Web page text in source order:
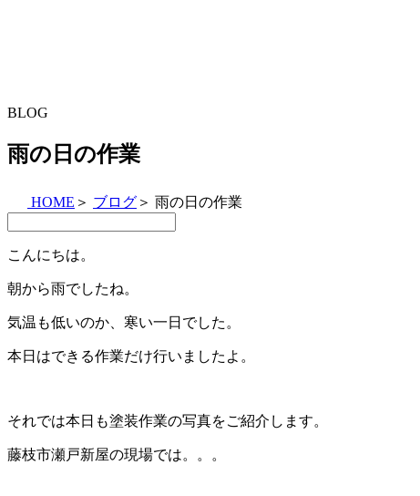
BLOG
雨の日の作業
HOME ＞ ブログ ＞ 雨の日の作業
こんにちは。
朝から雨でしたね。
気温も低いのか、寒い一日でした。
本日はできる作業だけ行いましたよ。
それでは本日も塗装作業の写真をご紹介します。
藤枝市瀬戸新屋の現場では。。。